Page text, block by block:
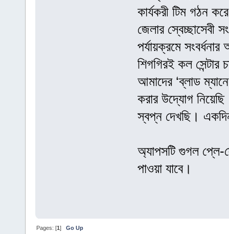
কার্যকরী টিম গঠন
জেলার
পর্যায়ক্রমে
শিগগিরই কল সেন্টার
আমাদের ‘ব্লাড
করার উদ্যোগ
স্বপ্ন দেখছি।
অ্যাপসটি গুগল প্লে-
পাওয়া যাবে।
Pages: [1]Go Up